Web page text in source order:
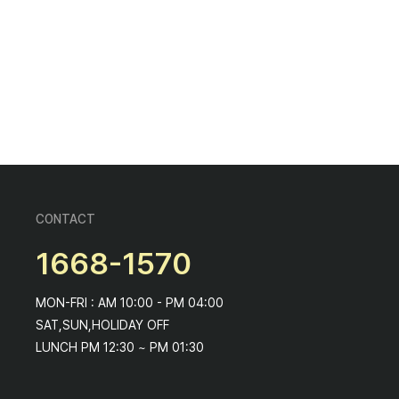
CONTACT
1668-1570
MON-FRI : AM 10:00 - PM 04:00
SAT,SUN,HOLIDAY OFF
LUNCH PM 12:30 ~ PM 01:30